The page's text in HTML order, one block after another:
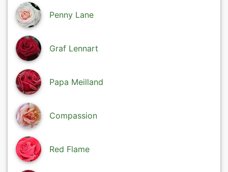
Penny Lane
Graf Lennart
Papa Meilland
Compassion
Red Flame